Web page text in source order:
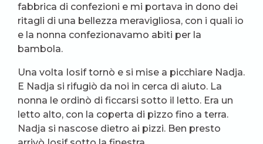
fabbrica di confezioni e mi portava in dono dei
ritagli di una bellezza meravigliosa, con i quali io
e la nonna confezionavamo abiti per la
bambola.
Una volta Iosif tornò e si mise a picchiare Nadja.
E Nadja si rifugiò da noi in cerca di aiuto. La
nonna le ordinò di ficcarsi sotto il letto. Era un
letto alto, con la coperta di pizzo fino a terra.
Nadja si nascose dietro ai pizzi. Ben presto